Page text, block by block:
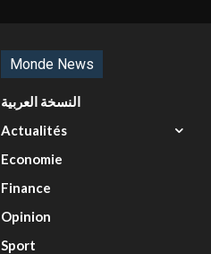
Monde News
النسخة العربية
Actualités
Economie
Finance
Opinion
Sport